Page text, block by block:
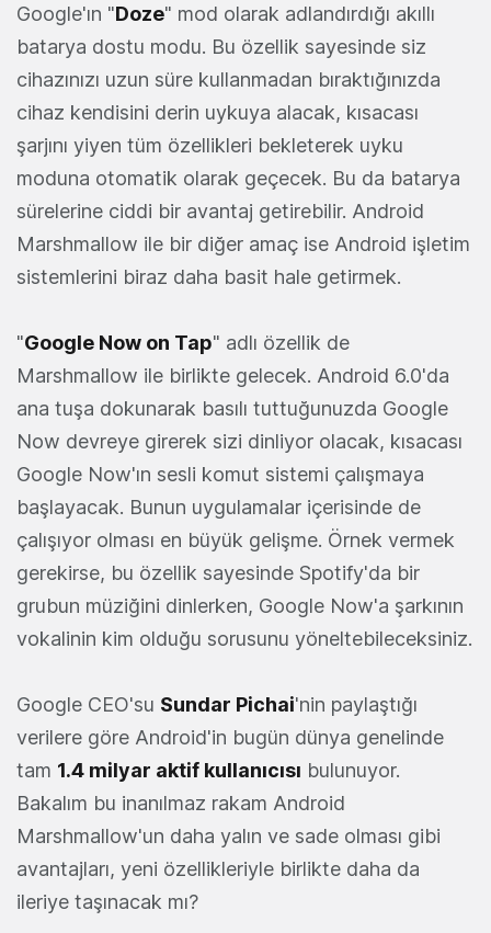
Google'ın "Doze" mod olarak adlandırdığı akıllı
batarya dostu modu. Bu özellik sayesinde siz
cihazınızı uzun süre kullanmadan bıraktığınızda
cihaz kendisini derin uykuya alacak, kısacası
şarjını yiyen tüm özellikleri bekleterek uyku
moduna otomatik olarak geçecek. Bu da batarya
sürelerine ciddi bir avantaj getirebilir. Android
Marshmallow ile bir diğer amaç ise Android işletim
sistemlerini biraz daha basit hale getirmek.
"Google Now on Tap" adlı özellik de
Marshmallow ile birlikte gelecek. Android 6.0'da
ana tuşa dokunarak basılı tuttuğunuzda Google
Now devreye girerek sizi dinliyor olacak, kısacası
Google Now'ın sesli komut sistemi çalışmaya
başlayacak. Bunun uygulamalar içerisinde de
çalışıyor olması en büyük gelişme. Örnek vermek
gerekirse, bu özellik sayesinde Spotify'da bir
grubun müziğini dinlerken, Google Now'a şarkının
vokalinin kim olduğu sorusunu yöneltebileceksiniz.
Google CEO'su Sundar Pichai'nin paylaştığı
verilere göre Android'in bugün dünya genelinde
tam 1.4 milyar aktif kullanıcısı bulunuyor.
Bakalım bu inanılmaz rakam Android
Marshmallow'un daha yalın ve sade olması gibi
avantajları, yeni özellikleriyle birlikte daha da
ileriye taşınacak mı?